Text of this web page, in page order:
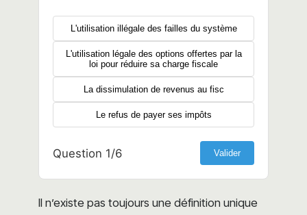
L'utilisation illégale des failles du système
L'utilisation légale des options offertes par la
loi pour réduire sa charge fiscale
La dissimulation de revenus au fisc
Le refus de payer ses impôts
Question 1/6 Valider
Il n’existe pas toujours une définition unique